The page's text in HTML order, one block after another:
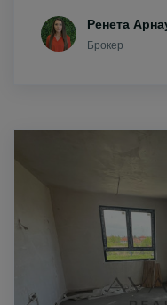
Ренета
Брокер